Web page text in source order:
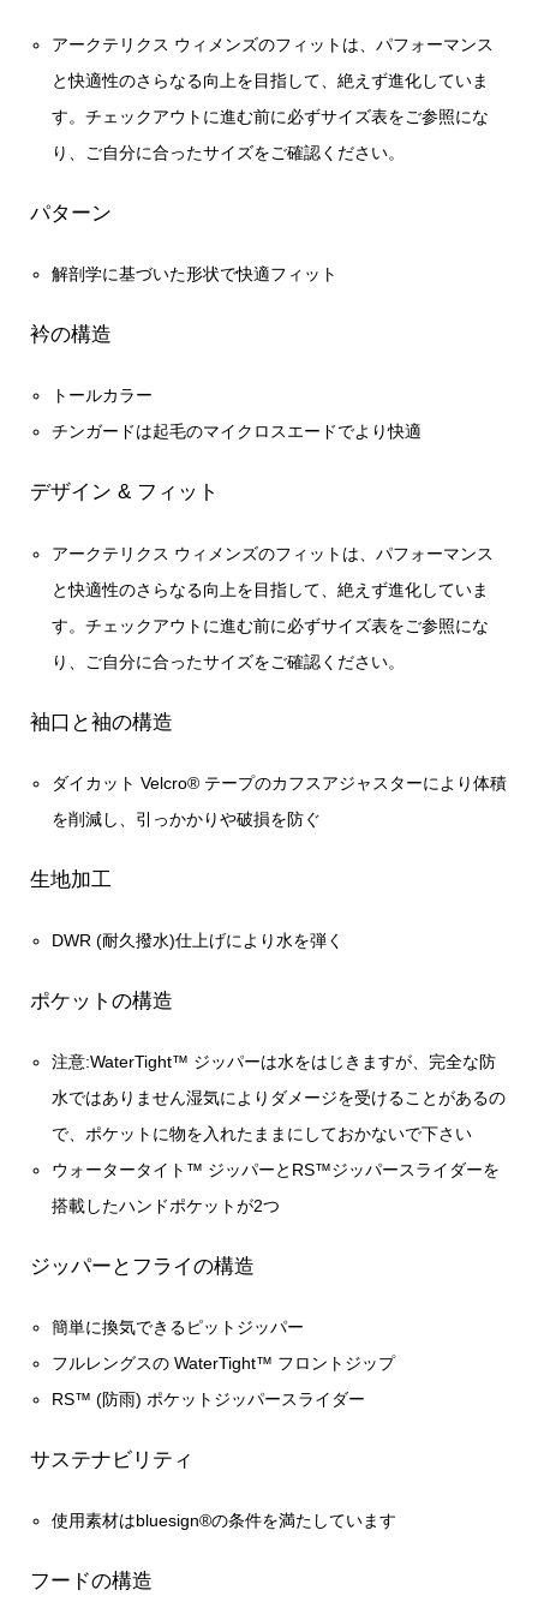
アークテリクス ウィメンズのフィットは、パフォーマンス
と快適性のさらなる向上を目指して、絶えず進化していま
す。チェックアウトに進む前に必ずサイズ表をご参照にな
り、ご自分に合ったサイズをご確認ください。
パターン
解剖学に基づいた形状で快適フィット
衿の構造
トールカラー
チンガードは起毛のマイクロスエードでより快適
デザイン & フィット
アークテリクス ウィメンズのフィットは、パフォーマンス
と快適性のさらなる向上を目指して、絶えず進化していま
す。チェックアウトに進む前に必ずサイズ表をご参照にな
り、ご自分に合ったサイズをご確認ください。
袖口と袖の構造
ダイカット Velcro® テープのカフスアジャスターにより体積
を削減し、引っかかりや破損を防ぐ
生地加工
DWR (耐久撥水)仕上げにより水を弾く
ポケットの構造
注意:WaterTight™ ジッパーは水をはじきますが、完全な防
水ではありません湿気によりダメージを受けることがあるの
で、ポケットに物を入れたままにしておかないで下さい
ウォータータイト™ ジッパーとRS™ジッパースライダーを
搭載したハンドポケットが2つ
ジッパーとフライの構造
簡単に換気できるピットジッパー
フルレングスの WaterTight™ フロントジップ
RS™ (防雨) ポケットジッパースライダー
サステナビリティ
使用素材はbluesign®の条件を満たしています
フードの構造